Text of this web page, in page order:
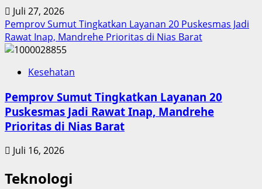
Juli 27, 2026
Pemprov Sumut Tingkatkan Layanan 20 Puskesmas Jadi
Rawat Inap, Mandrehe Prioritas di Nias Barat
Kesehatan
Pemprov Sumut Tingkatkan Layanan 20
Puskesmas Jadi Rawat Inap, Mandrehe
Prioritas di Nias Barat
Juli 16, 2026
Teknologi